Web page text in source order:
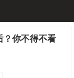
？你不得不看